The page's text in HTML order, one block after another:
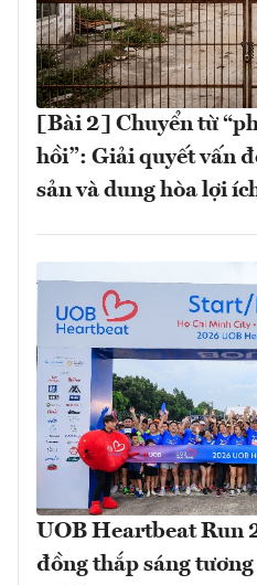
[Bài 2] Chuyển từ
hồi”: Giải quyết vấn
sản và dung hòa lợi
UOB Heartbeat Run
đồng thắp sáng